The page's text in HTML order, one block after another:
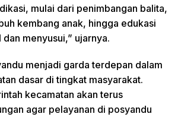
mulai dari penimbangan balita,
kembang anak, hingga edukasi
menyusui,” ujarnya.
menjadi garda terdepan dalam
dasar di tingkat masyarakat.
kecamatan akan terus
agar pelayanan di posyandu